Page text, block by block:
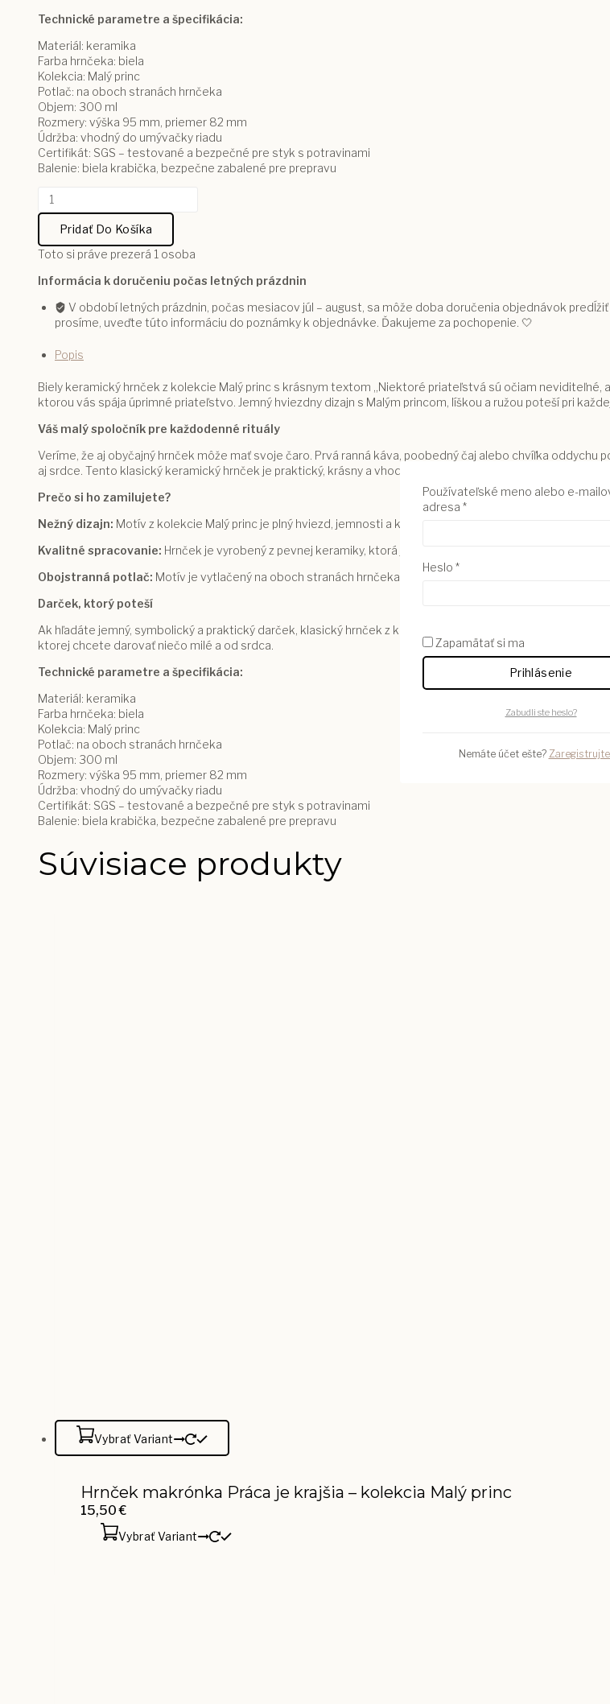
Technické parametre a špecifikácia:
Materiál: keramika
Farba hrnčeka: biela
Kolekcia: Malý princ
Potlač: na oboch stranách hrnčeka
Objem: 300 ml
Rozmery: výška 95 mm, priemer 82 mm
Údržba: vhodný do umývačky riadu
Certifikát: SGS – testované a bezpečné pre styk s potravinami
Balenie: biela krabička, bezpečne zabalené pre prepravu
množstvo
Niektoré
sú
blízke
kolekcia
Malý
Pridať Do Košíka
Toto si práve prezerá 1 osoba
Informácia k doručeniu počas letných prázdnin
V období letných prázdnin, počas mesiacov júl – august, sa môže doba doručenia objednávok
prosíme, uveďte túto informáciu do poznámky k objednávke. Ďakujeme za pochopenie. 🤍
Popis
Biely keramický hrnček z kolekcie Malý princ s krásnym textom „Niektoré priateľstvá sú očiam
ktorou vás spája úprimné priateľstvo. Jemný hviezdny dizajn s Malým princom, líškou a ružou poteší pri
Váš malý spoločník pre každodenné rituály
Veríme, že aj obyčajný hrnček môže mať svoje čaro. Prvá ranná káva, poobedný čaj alebo chvíľka
aj srdce. Tento klasický keramický hrnček je praktický, krásny a vhodný na každodenné používanie.
Prečo si ho zamilujete?
Nežný dizajn: Motív z kolekcie Malý princ je plný hviezd, jemnosti a krásnej symboliky, vďaka čomu je
Kvalitné spracovanie: Hrnček je vyrobený z pevnej keramiky, ktorá je príjemná na používanie a vhodná na
Obojstranná potlač: Motív je vytlačený na oboch stranách hrnčeka, takže poteší pravákov aj ľavákov.
Darček, ktorý poteší
Ak hľadáte jemný, symbolický a praktický darček, klasický hrnček z kolekcie Malý princ je krásnou voľbou.
ktorej chcete darovať niečo milé a od srdca.
Technické parametre a špecifikácia:
Materiál: keramika
Farba hrnčeka: biela
Kolekcia: Malý princ
Potlač: na oboch stranách hrnčeka
Objem: 300 ml
Rozmery: výška 95 mm, priemer 82 mm
Údržba: vhodný do umývačky riadu
Certifikát: SGS – testované a bezpečné pre styk s potravinami
Balenie: biela krabička, bezpečne zabalené pre prepravu
Súvisiace produkty
Vybrať Variant
Hrnček makrónka Práca je krajšia – kolekcia Malý princ
15,50€
Vybrať Variant
Používateľské meno alebo e-
adresa *Povinné
Heslo *Povinné
Zapamätať si ma
Prihlásenie
Zabudli ste heslo?
Nemáte účet ešte?